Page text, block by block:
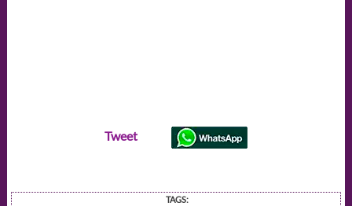
Tweet
TAGS: